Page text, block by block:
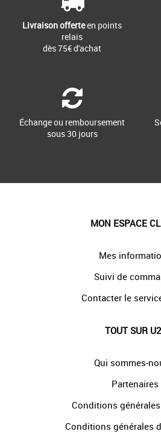
Livraison offerteen points
relais
dès 75€ d'achat
Échange ou remboursement
sous 30 jours
MON ESPACE
Mes
Suivi de
Contacter le
TOUT SUR
Qui sommes-
Partenaires
Conditions
Conditions générales